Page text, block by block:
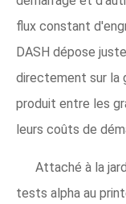
flux constant
DASH dépose
directement sur la
produit entre les
leurs coûts de
Attaché à la
tests alpha au